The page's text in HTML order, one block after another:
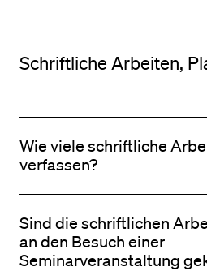
Schriftliche Arbeiten,
Wie viele schriftliche
verfassen?
Sind die schriftlichen
an den Besuch einer
Seminarveranstaltung